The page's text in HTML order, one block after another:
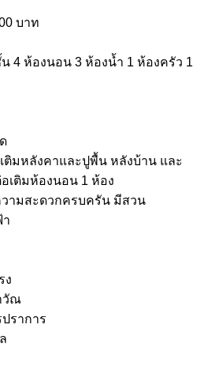
บาท
น 4 ห้องนอน 3 ห้องน้ำ 1 ห้องครัว 1
ติมหลังคาและปูพื้น หลังบ้าน และ
เติมห้องนอน 1 ห้อง
วามสะดวกครบครัน มีสวน
ง
วัณ
ราการ